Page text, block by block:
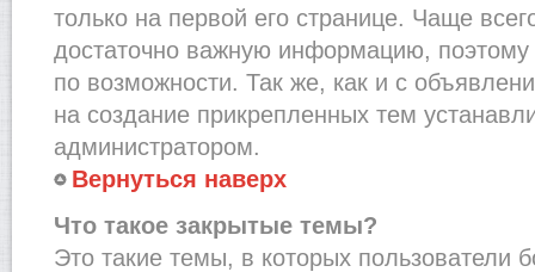
только на первой его странице. Чаще
достаточно важную информацию,
по возможности. Так же, как и с
на создание прикрепленных тем
администратором.
Вернуться наверх
Что такое закрытые темы?
Это такие темы, в которых пользователи